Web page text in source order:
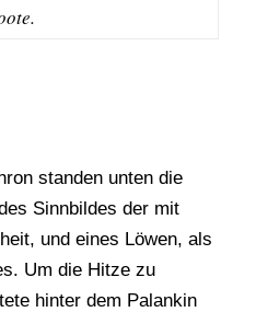
standen unten die
Sinnbildes der mit
und eines Löwen, als
Um die Hitze zu
hinter dem Palankin